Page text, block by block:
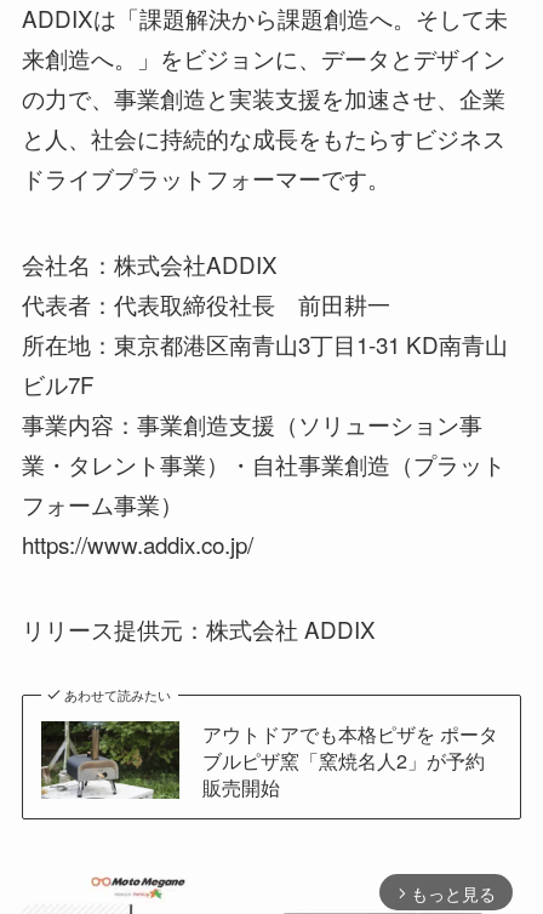
ADDIXは「課題解決から課題創造へ。そして未
来創造へ。」をビジョンに、データとデザイン
の力で、事業創造と実装支援を加速させ、企業
と人、社会に持続的な成長をもたらすビジネス
ドライブプラットフォーマーです。
会社名：株式会社ADDIX
代表者：代表取締役社長 前田耕一
所在地：東京都港区南青山3丁目1-31 KD南青山
ビル7F
事業内容：事業創造支援（ソリューション事
業・タレント事業）・自社事業創造（プラット
フォーム事業）
https://www.addix.co.jp/
リリース提供元：株式会社 ADDIX
あわせて読みたい
アウトドアでも本格ピザを ポータ
ブルピザ窯「窯焼名人2」が予約
販売開始
arrow_forward_ios もっと見る